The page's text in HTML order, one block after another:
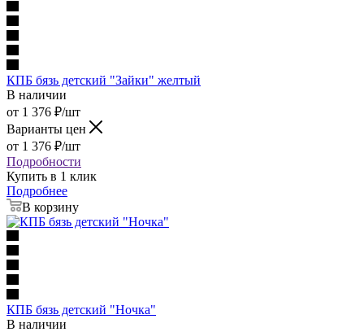
КПБ бязь детский "Зайки" желтый
В наличии
от 1 376 ₽/шт
Варианты цен
от 1 376 ₽/шт
Подробности
Купить в 1 клик
Подробнее
В корзину
КПБ бязь детский "Ночка"
В наличии